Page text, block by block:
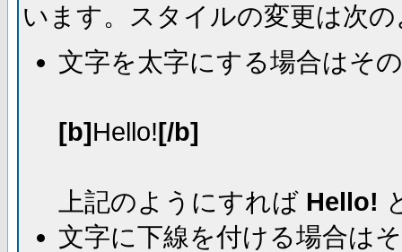
います。スタイルの変更は次
文字を太字にする場合はそ
[b]Hello![/b]
上記のようにすれば Hello!
文字に下線を付ける場合は